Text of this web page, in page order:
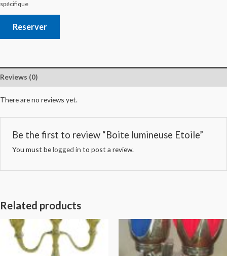
spécifique
Reserver
Reviews (0)
There are no reviews yet.
Be the first to review “Boite lumineuse Etoile”
You must belogged in to post a review.
Related products